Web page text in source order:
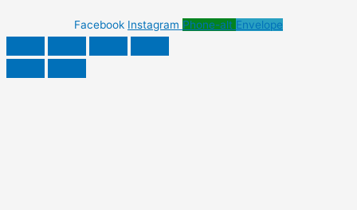
Facebook Instagram Phone-alt Envelope